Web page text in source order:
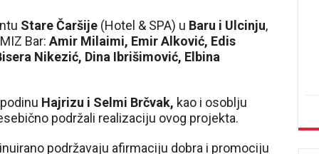
Stare Čaršije (Hotel & SPA) u Baru i Ulcinju,
Bar: Amir Milaimi, Emir Alković, Edis
Nikezić, Dina Ibrišimović, Elbina
Hajrizu i Selmi Brčvak, kao i osoblju
podržali realizaciju ovog projekta.
podržavaju afirmaciju dobra i promociju